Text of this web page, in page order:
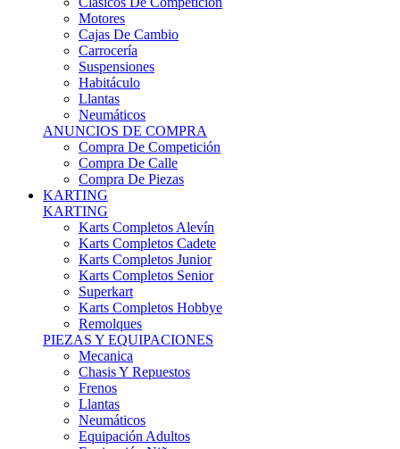
Cajas De Cambio
Carrocería
Suspensiones
Habitáculo
Llantas
Neumáticos
ANUNCIOS DE COMPRA
Compra De Competición
Compra De Calle
Compra De Piezas
KARTING
KARTING
Karts Completos Alevín
Karts Completos Cadete
Karts Completos Junior
Karts Completos Senior
Superkart
Karts Completos Hobbye
Remolques
PIEZAS Y EQUIPACIONES
Mecanica
Chasis Y Repuestos
Frenos
Llantas
Neumáticos
Equipación Adultos
Equipación Niños
Resto De Piezas